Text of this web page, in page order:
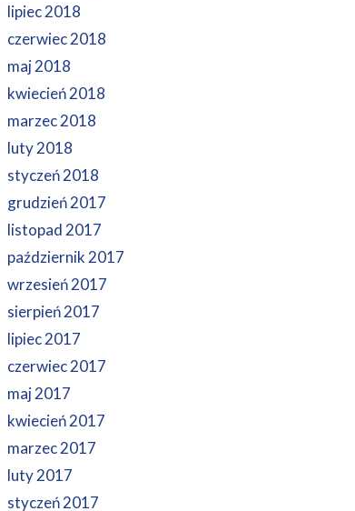
lipiec 2018
czerwiec 2018
maj 2018
kwiecień 2018
marzec 2018
luty 2018
styczeń 2018
grudzień 2017
listopad 2017
październik 2017
wrzesień 2017
sierpień 2017
lipiec 2017
czerwiec 2017
maj 2017
kwiecień 2017
marzec 2017
luty 2017
styczeń 2017